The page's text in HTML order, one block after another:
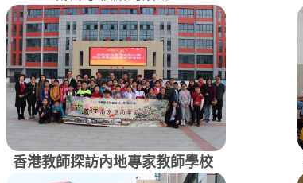
香港教師探訪內地專家教師學校